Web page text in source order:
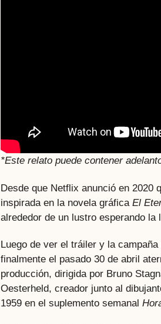
*Este relato puede contener
Desde que Netflix anunció en 2020
inspirada en la novela gráfica El
alrededor de un lustro esperando
Luego de ver el tráiler y la
finalmente el pasado 30 de abril
producción, dirigida por Bruno
Oesterheld, creador junto al
1959 en el suplemento semanal